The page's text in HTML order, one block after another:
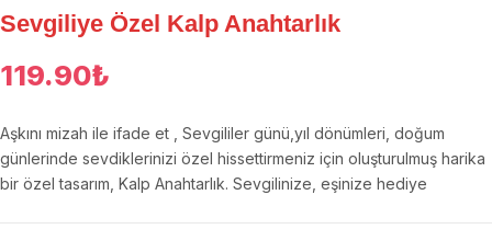
Öğrenci Motivasyon Hediyeleri
Yaka Rozeti
Farklı Hediyeler
Sevgiliye Özel Kalp Anahtarlık
119.90₺
Aşkını mizah ile ifade et , Sevgililer günü,yıl dönümleri, doğum
günlerinde sevdiklerinizi özel hissettirmeniz için oluşturulmuş harika
bir özel tasarım, Kalp Anahtarlık. Sevgilinize, eşinize hediye